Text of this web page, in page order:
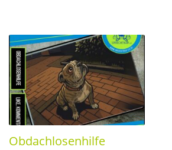
Obdachlosenhilfe